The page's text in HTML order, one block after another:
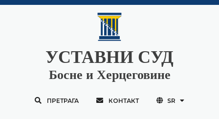
УСТАВНИ СУД
Босне и Херцеговине
ПРЕТРАГА КОНТАКТ SR